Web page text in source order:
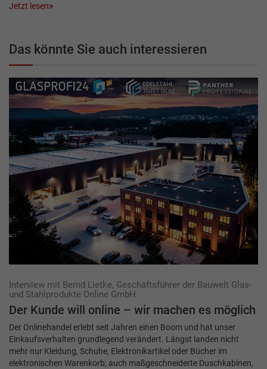
Jetzt lesen
Das könnte Sie auch interessieren
Interview mit Bernd Lietke, Geschäftsführer der Bauwelt Glas-
und Stahlprodukte Online GmbH
Der Kunde will online – wir machen es möglich
Der Onlinehandel erlebt seit Jahren einen Boom und hat unser
Einkaufsverhalten grundlegend verändert. Längst landen nicht
mehr nur Kleidung, Schuhe, Elektronikartikel oder Bücher im
elektronischen Warenkorb; auch maßgeschneiderte Duschkabinen,